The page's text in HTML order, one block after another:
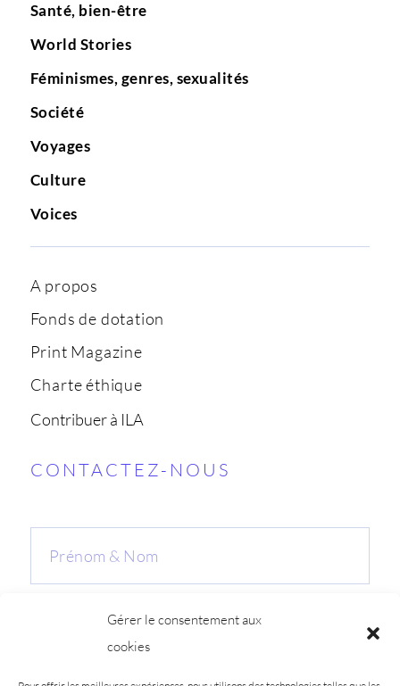
Gérer le consentement aux
cookies
Santé, bien-être
World Stories
Féminismes, genres, sexualités
Société
Voyages
Culture
Voices
A propos
Fonds de dotation
Print Magazine
Charte éthique
Contribuer à ILA
CONTACTEZ-NOUS